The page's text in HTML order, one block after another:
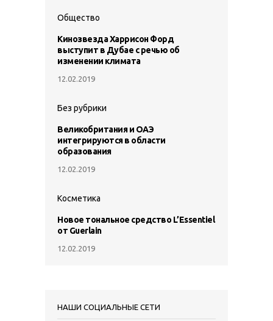
Общество
Кинозвезда Харрисон Форд
выступит в Дубае с речью об
изменении климата
12.02.2019
Без рубрики
Великобритания и ОАЭ
интегрируются в области
образования
12.02.2019
Косметика
Новое тональное средство L’Essentiel
от Guerlain
12.02.2019
НАШИ СОЦИАЛЬНЫЕ СЕТИ